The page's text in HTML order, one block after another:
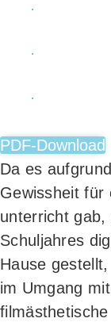
PDF-Down­load
Da es
Gewiss­heit
un­ter­richt gab,
Schul­jah­res
Hau­se
im Umgang